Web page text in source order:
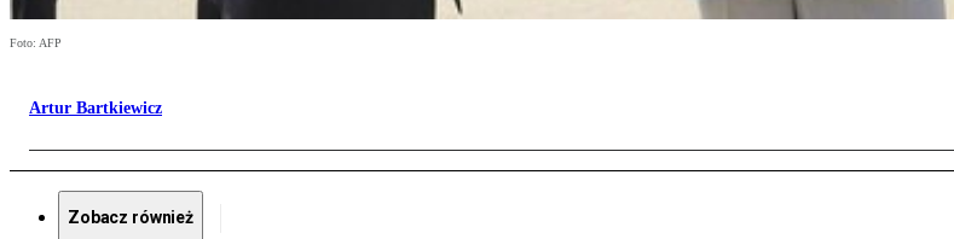
Foto: AFP
Artur Bartkiewicz
Zobacz również